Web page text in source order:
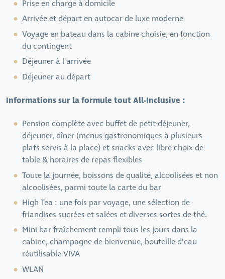
Prise en charge à domicile
Arrivée et départ en autocar de luxe moderne
Voyage en bateau dans la cabine choisie, en fonction
du contingent
Déjeuner à l'arrivée
Déjeuner au départ
Informations sur la formule tout All-Inclusive :
Pension complète avec buffet de petit-déjeuner,
déjeuner, dîner (menus gastronomiques à plusieurs
plats servis à la place) et snacks avec libre choix de
table & horaires de repas flexibles
Toute la journée, boissons de qualité, alcoolisées et non
alcoolisées, parmi toute la carte du bar
High Tea : une fois par voyage, une sélection de
friandises sucrées et salées et diverses sortes de thé.
Mini bar fraîchement rempli tous les jours dans la
cabine, champagne de bienvenue, bouteille d'eau
réutilisable VIVA
WLAN